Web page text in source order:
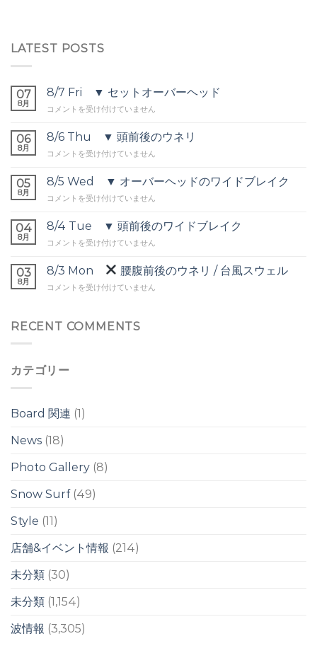
LATEST POSTS
07
8月
8/7 Fri ▼ セットオーバーヘッド
8/7
▼
セ
ッ
オ
バ
ヘ
ッ
は
コメントを受け付けていません
06
8月
8/6 Thu ▼ 頭前後のウネリ
8/6
▼
頭
前
の
ネ
は
コメントを受け付けていません
05
8月
8/5 Wed ▼ オーバーヘッドのワイドブレイク
8/5
▼
オ
ー
ー
ッ
ワ
ブ
レ
は
コメントを受け付けていません
04
8月
8/4 Tue ▼ 頭前後のワイドブレイク
8/4
▼
頭
前
ワ
レ
は
コメントを受け付けていません
03
8月
8/3 Mon 腰腹前後のウネリ / 台風スウェル
8/3
腰
の
リ
/
風
ウ
ル
コメントを受け付けていません
RECENT COMMENTS
カテゴリー
Board 関連 (1)
News (18)
Photo Gallery (8)
Snow Surf(49)
Style (11)
店舗&イベント情報 (214)
未分類 (30)
未分類 (1,154)
波情報 (3,305)